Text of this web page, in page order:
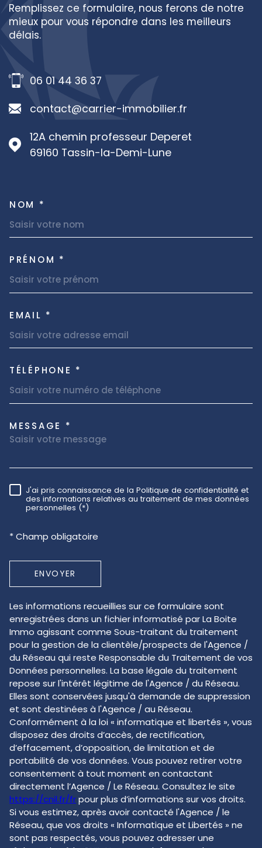
Remplissez ce formulaire, nous ferons de notre
mieux pour vous répondre dans les meilleurs
délais.
06 01 44 36 37
contact@carrier-immobilier.fr
12A chemin professeur Deperet
69160
Tassin-la-Demi-Lune
NOM *
PRÉNOM *
EMAIL *
TÉLÉPHONE *
MESSAGE *
RÈGLEMENTATION
J'ai pris connaissance de la Politique de confidentialité et
des informations relatives au traitement de mes données
personnelles (*)
* Champ obligatoire
ENVOYER
Les informations recueillies sur ce formulaire sont
enregistrées dans un fichier informatisé par La Boite
Immo agissant comme Sous-traitant du traitement
pour la gestion de la clientèle/prospects de l'Agence /
du Réseau qui reste Responsable du Traitement de vos
Données personnelles. La base légale du traitement
repose sur l'intérêt légitime de l'Agence / du Réseau.
Elles sont conservées jusqu'à demande de suppression
et sont destinées à l'Agence / au Réseau.
Conformément à la loi « informatique et libertés », vous
disposez des droits d’accès, de rectification,
d’effacement, d’opposition, de limitation et de
portabilité de vos données. Vous pouvez retirer votre
consentement à tout moment en contactant
directement l’Agence / Le Réseau. Consultez le site
https://cnil.fr/frpour plus d’informations sur vos droits.
Si vous estimez, après avoir contacté l'Agence / le
Réseau, que vos droits « Informatique et Libertés » ne
sont pas respectés, vous pouvez adresser une